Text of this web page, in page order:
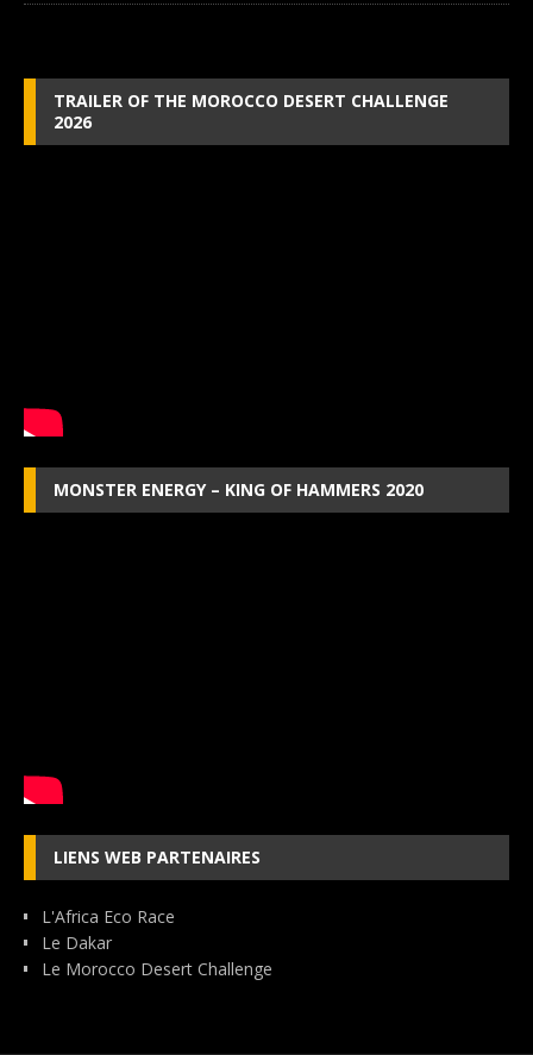
TRAILER OF THE MOROCCO DESERT CHALLENGE
2026
MONSTER ENERGY – KING OF HAMMERS 2020
LIENS WEB PARTENAIRES
L'Africa Eco Race
Le Dakar
Le Morocco Desert Challenge